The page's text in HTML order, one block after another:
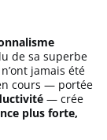
de sa superbe
jamais été
cours — portée
— crée
plus forte,